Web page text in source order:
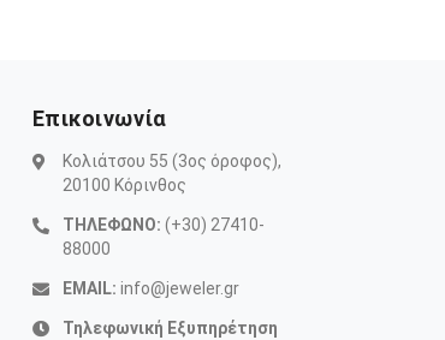
Επικοινωνία
Κολιάτσου 55 (3ος όροφος),
20100 Κόρινθος
ΤΗΛΕΦΩΝΟ: (+30) 27410-
88000
EMAIL: info@jeweler.gr
Τηλεφωνική Εξυπηρέτηση